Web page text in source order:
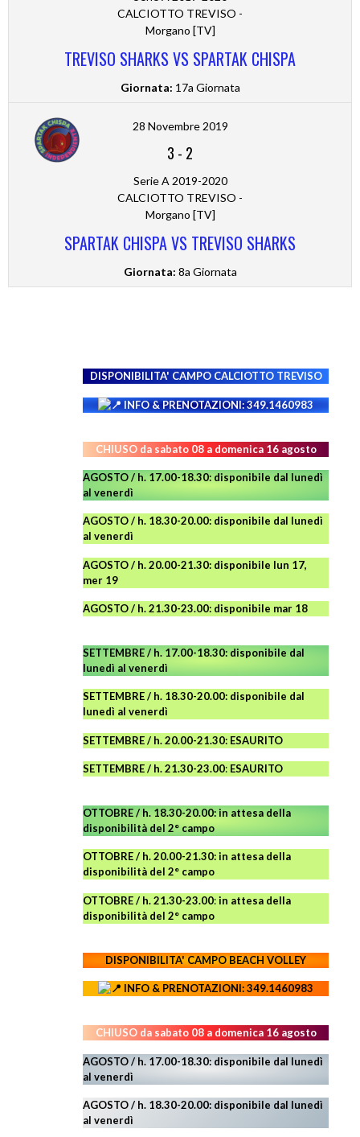
CALCIOTTO TREVISO -
Morgano [TV]
TREVISO SHARKS VS SPARTAK CHISPA
Giornata: 17a Giornata
28 Novembre 2019
3 - 2
Serie A 2019-2020
CALCIOTTO TREVISO -
Morgano [TV]
SPARTAK CHISPA VS TREVISO SHARKS
Giornata: 8a Giornata
DISPONIBILITA' CAMPO CALCIOTTO TREVISO
INFO & PRENOTAZIONI: 349.1460983
CHIUSO da sabato 08 a domenica 16 agosto
AGOSTO / h. 17.00-18.30: disponibile dal lunedì
al venerdì
AGOSTO/ h. 18.30-20.00: disponibile dal lunedì
al venerdì
AGOSTO / h. 20.00-21.30: disponibile lun 17,
mer 19
AGOSTO/ h. 21.30-23.00: disponibile mar 18
SETTEMBRE / h. 17.00-18.30: disponibile dal
lunedì al venerdì
SETTEMBRE / h. 18.30-20.00: disponibile dal
lunedì al venerdì
SETTEMBRE / h. 20.00-21.30: ESAURITO
SETTEMBRE / h. 21.30-23.00: ESAURITO
OTTOBRE / h. 18.30-20.00:in attesa della
disponibilità del 2° campo
OTTOBRE / h. 20.00-21.30:in attesa della
disponibilità del 2° campo
OTTOBRE / h. 21.30-23.00:in attesa della
disponibilità del 2° campo
DISPONIBILITA' CAMPOBEACH VOLLEY
INFO & PRENOTAZIONI: 349.1460983
CHIUSO da sabato 08 a domenica 16 agosto
AGOSTO / h. 17.00-18.30: disponibile dal lunedì
al venerdì
AGOSTO/ h. 18.30-20.00: disponibile dal lunedì
al venerdì